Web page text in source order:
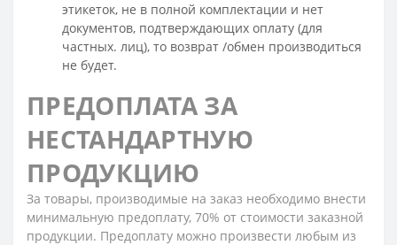
этикеток, не в полной комплектации и нет
документов, подтверждающих оплату (для
частных. лиц), то возврат /обмен производиться
не будет.
ПРЕДОПЛАТА ЗА
НЕСТАНДАРТНУЮ
ПРОДУКЦИЮ
За товары, производимые на заказ необходимо внести
минимальную предоплату, 70% от стоимости заказной
продукции. Предоплату можно произвести любым из